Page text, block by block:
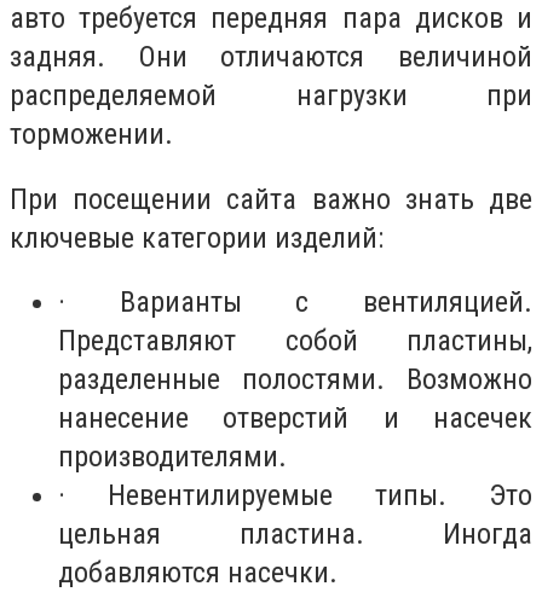
авто требуется передняя пара дисков и
задняя. Они отличаются величиной
распределяемой нагрузки при
торможении.
При посещении сайта важно знать две
ключевые категории изделий:
· Варианты с вентиляцией.
Представляют собой пластины,
разделенные полостями. Возможно
нанесение отверстий и насечек
производителями.
· Невентилируемые типы. Это
цельная пластина. Иногда
добавляются насечки.